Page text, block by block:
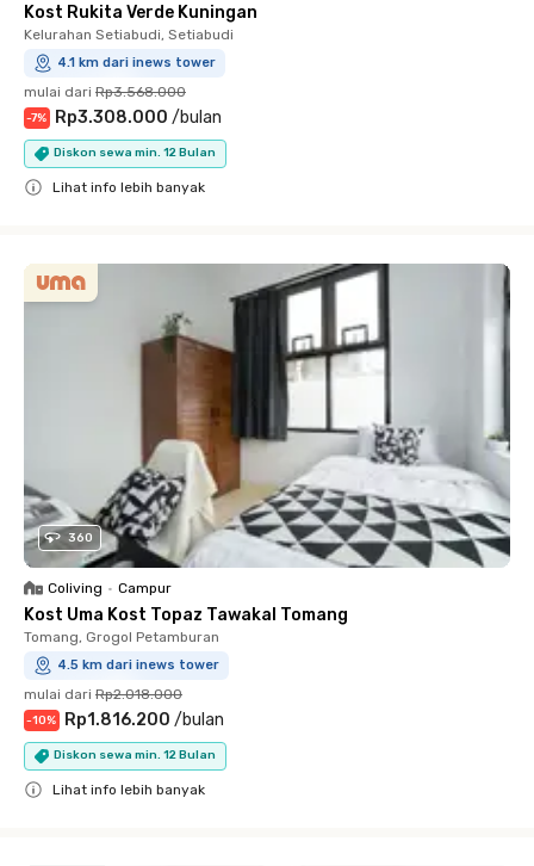
Kost Rukita Verde Kuningan
Kelurahan Setiabudi, Setiabudi
4.1 km dari inews tower
mulai dari Rp3.568.000
-7% Rp3.308.000 /bulan
Diskon sewa min. 12 Bulan
Lihat info lebih banyak
360
Coliving • Campur
Kost Uma Kost Topaz Tawakal Tomang
Tomang, Grogol Petamburan
4.5 km dari inews tower
mulai dari Rp2.018.000
-10% Rp1.816.200 /bulan
Diskon sewa min. 12 Bulan
Lihat info lebih banyak